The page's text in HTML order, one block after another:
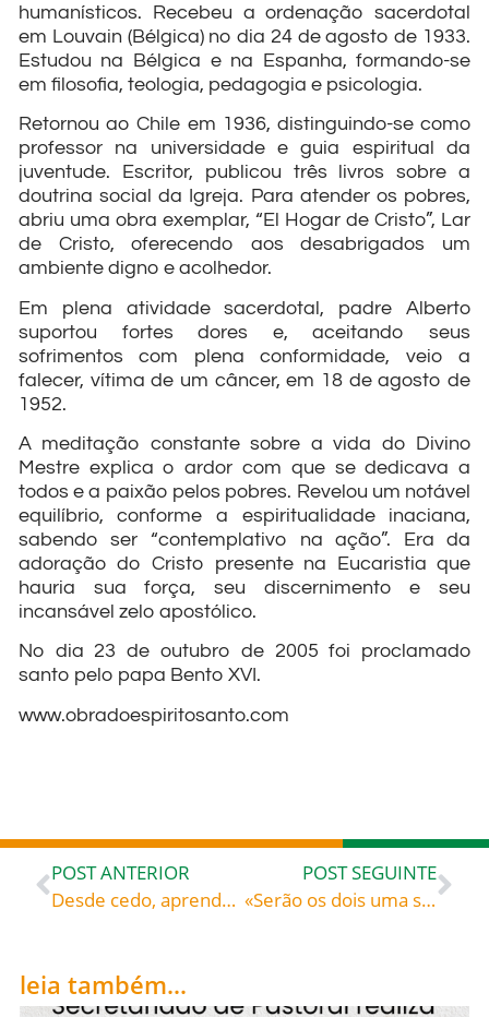
humanísticos. Recebeu a ordenação sacerdotal
em Louvain (Bélgica) no dia 24 de agosto de 1933.
Estudou na Bélgica e na Espanha, formando-se
em filosofia, teologia, pedagogia e psicologia.
Retornou ao Chile em 1936, distinguindo-se como
professor na universidade e guia espiritual da
juventude. Escritor, publicou três livros sobre a
doutrina social da Igreja. Para atender os pobres,
abriu uma obra exemplar, “El Hogar de Cristo”, Lar
de Cristo, oferecendo aos desabrigados um
ambiente digno e acolhedor.
Em plena atividade sacerdotal, padre Alberto
suportou fortes dores e, aceitando seus
sofrimentos com plena conformidade, veio a
falecer, vítima de um câncer, em 18 de agosto de
1952.
A meditação constante sobre a vida do Divino
Mestre explica o ardor com que se dedicava a
todos e a paixão pelos pobres. Revelou um notável
equilíbrio, conforme a espiritualidade inaciana,
sabendo ser “contemplativo na ação”. Era da
adoração do Cristo presente na Eucaristia que
hauria sua força, seu discernimento e seu
incansável zelo apostólico.
No dia 23 de outubro de 2005 foi proclamado
santo pelo papa Bento XVI.
www.obradoespiritosanto.com
POST ANTERIOR
Desde cedo, aprendeu a bondade e a caridade, despertando, assim, sua vocação religiosa. Antes de ingressar na Ordem dos Predicadores de São Domingos, ele era cônego na sua cidade natal: São Jacinto (1183-1257), celebrado hoje, 17, roga por todos nós!
POST SEGUINTE
«Serão os dois uma só carne» – Missal Romano – Bênção dos esposos na cerimônia de casamento
leia também...